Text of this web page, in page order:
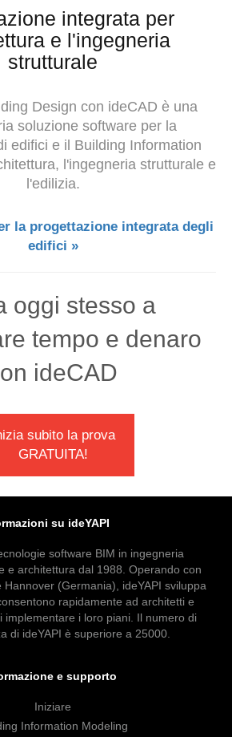
integrata per
e l'ingegneria
strutturale
Design con ideCAD è una
soluzione software per la
edifici e il Building Information
l'ingegneria strutturale e
l'edilizia.
la progettazione integrata degli
edifici »
oggi stesso a
tempo e denaro
ideCAD
subito la prova
GRATUITA!
su ideYAPI
software BIM in ingegneria
e architettura dal 1988. Operando con
(Germania), ideYAPI sviluppa
rapidamente ad architetti e
implementare i loro piani. Il numero di
di ideYAPI è superiore a 25000.
e supporto
Iniziare
Information Modeling